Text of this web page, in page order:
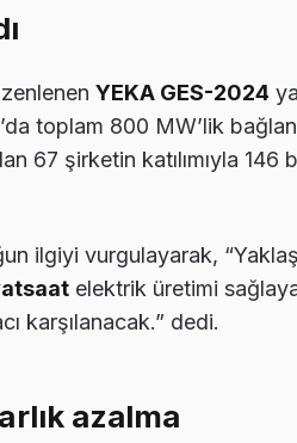
YEKA GES-2024
toplam 800 MW’lik
67 şirketin katılımıyla 146
ilgiyi vurgulayarak,
elektrik üretimi
karşılanacak.” dedi.
azalma